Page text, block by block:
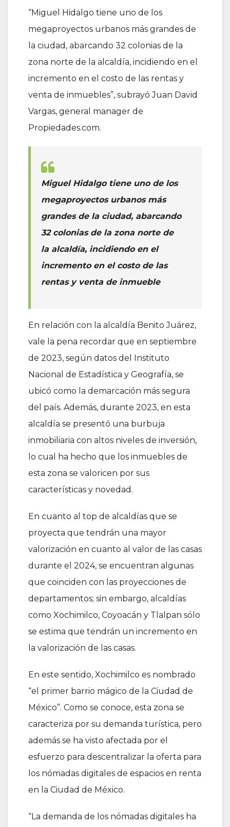
“Miguel Hidalgo tiene uno de los
megaproyectos urbanos más grandes de
la ciudad, abarcando 32 colonias de la
zona norte de la alcaldía, incidiendo en el
incremento en el costo de las rentas y
venta de inmuebles”, subrayó Juan David
Vargas, general manager de
Propiedades.com.
Miguel Hidalgo tiene uno de los
megaproyectos urbanos más
grandes de la ciudad, abarcando
32 colonias de la zona norte de
la alcaldía, incidiendo en el
incremento en el costo de las
rentas y venta de inmueble
En relación con la alcaldía Benito Juárez,
vale la pena recordar que en septiembre
de 2023, según datos del Instituto
Nacional de Estadística y Geografía, se
ubicó como la demarcación más segura
del país. Además, durante 2023, en esta
alcaldía se presentó una burbuja
inmobiliaria con altos niveles de inversión,
lo cual ha hecho que los inmuebles de
esta zona se valoricen por sus
características y novedad.
En cuanto al top de alcaldías que se
proyecta que tendrán una mayor
valorización en cuanto al valor de las casas
durante el 2024, se encuentran algunas
que coinciden con las proyecciones de
departamentos; sin embargo, alcaldías
como Xochimilco, Coyoacán y Tlalpan sólo
se estima que tendrán un incremento en
la valorización de las casas.
En este sentido, Xochimilco es nombrado
“el primer barrio mágico de la Ciudad de
México”. Como se conoce, esta zona se
caracteriza por su demanda turística, pero
además se ha visto afectada por el
esfuerzo para descentralizar la oferta para
los nómadas digitales de espacios en renta
en la Ciudad de México.
“La demanda de los nómadas digitales ha